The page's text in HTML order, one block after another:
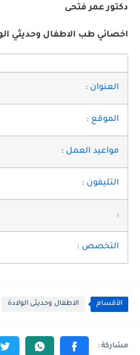
دكتور عمر فتحى
اخصائي طب الاطفال وحديثي
العنوان :
الموقع :
مواعيد العمل :
التليفون :
:
التخصص :
الأقسام الاطفال وحديثى الولادة